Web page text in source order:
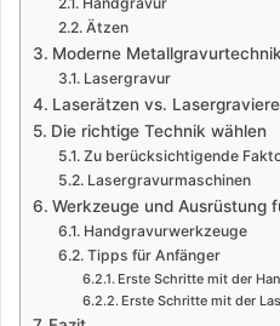
Ätzen
Moderne
Lasergravur
Laserätzen vs.
Die richtige Technik wählen
Zu berücksichtigende
Lasergravurmaschinen
Werkzeuge und Ausrüstung
Handgravurwerkzeuge
Tipps für Anfänger
Erste Schritte mit der
Erste Schritte mit der